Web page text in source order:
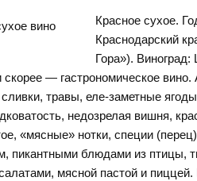
Красное сухое.
Краснодарский
Гора»).
скорее — гастрономическое
травы, еле-заметные
недозрелая вишня,
«мясные» нотки, специи
пикантными блюдами из птицы,
мясной пастой и пиццей.